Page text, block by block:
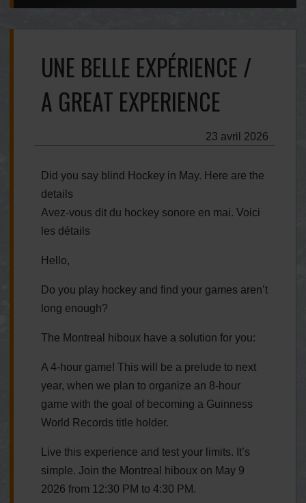
UNE BELLE EXPÉRIENCE /
A GREAT EXPERIENCE
23 avril 2026
Did you say blind Hockey in May. Here are the
details
Avez-vous dit du hockey sonore en mai. Voici
les détails
Hello,
Do you play hockey and find your games aren’t
long enough?
The Montreal hiboux have a solution for you:
A 4-hour game! This will be a prelude to next
year, when we plan to organize an 8-hour
game with the goal of becoming a Guinness
World Records title holder.
Live this experience and test your limits. It’s
simple. Join the Montreal hiboux on May 9
2026 from 12:30 PM to 4:30 PM.